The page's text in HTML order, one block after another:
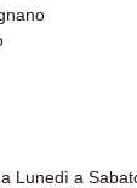
Lunedì a